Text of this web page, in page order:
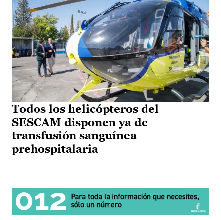
Todos los helicópteros del
SESCAM disponen ya de
transfusión sanguínea
prehospitalaria